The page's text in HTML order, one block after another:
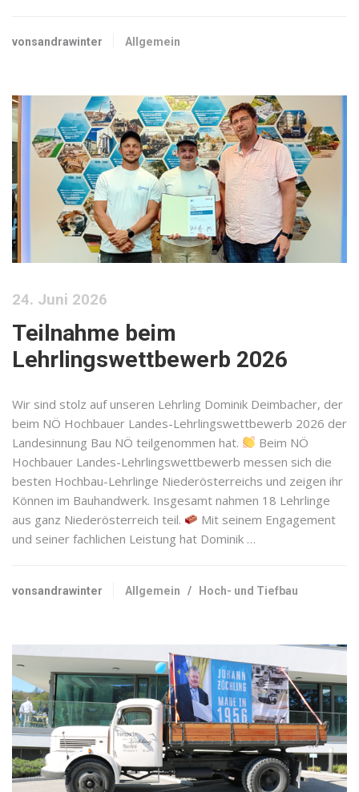
vonsandrawinter Allgemein
24. Juni 2026
Teilnahme beim
Lehrlingswettbewerb 2026
Wir sind stolz auf unseren Lehrling Dominik Deimbacher, der
beim NÖ Hochbauer Landes-Lehrlingswettbewerb 2026 der
Landesinnung Bau NÖ teilgenommen hat.
Beim NÖ
Hochbauer Landes-Lehrlingswettbewerb messen sich die
besten Hochbau-Lehrlinge Niederösterreichs und zeigen ihr
Können im Bauhandwerk. Insgesamt nahmen 18 Lehrlinge
aus ganz Niederösterreich teil.
Mit seinem Engagement
und seiner fachlichen Leistung hat Dominik …
vonsandrawinter Allgemein / Hoch- und Tiefbau